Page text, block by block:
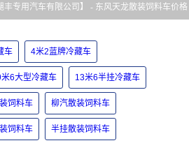
专用汽车有限公司】 - 东风天龙散装饲料车价格
车 4米2蓝牌冷藏车
米6大型冷藏车 13米6半挂冷藏车
饲料车 柳汽散装饲料车
饲料车 半挂散装饲料车